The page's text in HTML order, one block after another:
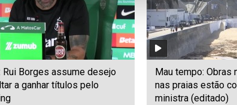
Rui Borges assume desejo
a ganhar títulos pelo
Mau tempo: Obras
nas praias estão
ministra (editado)